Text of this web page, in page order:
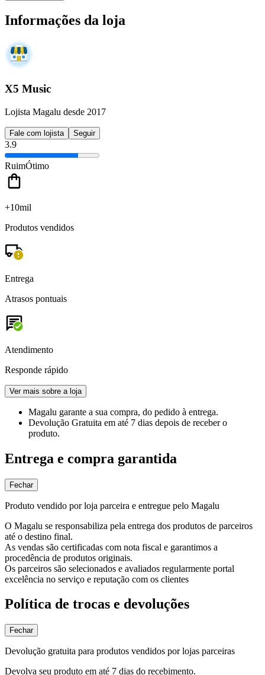
Informações da loja
X5 Music
Lojista Magalu desde 2017
Fale com lojista Seguir
3.9
RuimÓtimo
+10mil
Produtos vendidos
Entrega
Atrasos pontuais
Atendimento
Responde rápido
Ver mais sobre a loja
Magalu garante a sua compra, do pedido à entrega.
Devolução Gratuita em até 7 dias depois de receber o
produto.
Entrega e compra garantida
Fechar
Produto vendido por loja parceira e entregue pelo Magalu
O Magalu se responsabiliza pela entrega dos produtos de parceiros
até o destino final.
As vendas são certificadas com nota fiscal e garantimos a
procedência de produtos originais.
Os parceiros são selecionados e avaliados regularmente portal
excelência no serviço e reputação com os clientes
Política de trocas e devoluções
Fechar
Devolução gratuita para produtos vendidos por lojas parceiras
Devolva seu produto em até 7 dias do recebimento.